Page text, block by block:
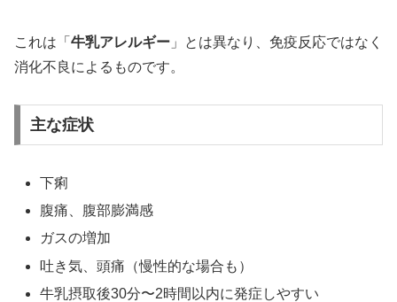
これは「 牛乳アレルギー 」とは異なり、免疫反応ではなく
消化不良によるものです。
主な症状
下痢
腹痛、腹部膨満感
ガスの増加
吐き気、頭痛（慢性的な場合も）
牛乳摂取後30分〜2時間以内に発症しやすい